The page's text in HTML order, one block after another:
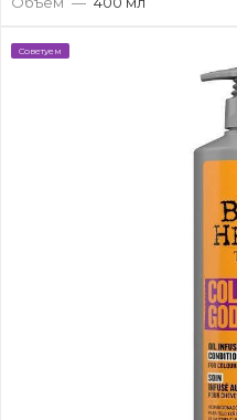
Советуем